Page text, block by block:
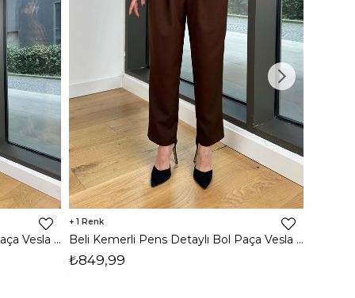
Beli Kemerli Pens Detaylı Bol Paça Vesla Siyah Kadın Pantolon 25Y031
1
Beli Kemerli Pens Detaylı Bol Paça Vesla Kahve Kadın Pantolon 25Y031
₺849,99